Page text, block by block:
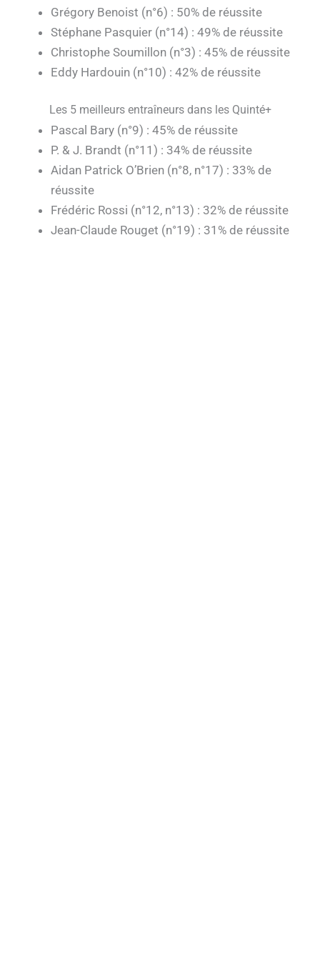
Grégory Benoist (n°6) : 50% de réussite
Stéphane Pasquier (n°14) : 49% de réussite
Christophe Soumillon (n°3) : 45% de réussite
Eddy Hardouin (n°10) : 42% de réussite
Les 5 meilleurs entraîneurs dans les Quinté+
Pascal Bary (n°9) : 45% de réussite
P. & J. Brandt (n°11) : 34% de réussite
Aidan Patrick O’Brien (n°8, n°17) : 33% de
réussite
Frédéric Rossi (n°12, n°13) : 32% de réussite
Jean-Claude Rouget (n°19) : 31% de réussite